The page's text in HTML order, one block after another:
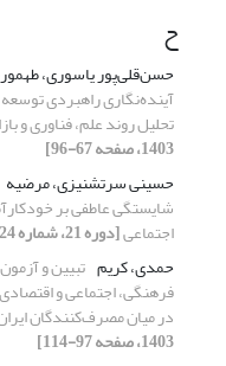
ح
حسن‌قلی‌پور یاسوری،
آینده‌نگاری راهبردی
تحلیل روند علم، فناوری و
1403، صفحه 67-96]
حسینی سرتشنیزی، مرضیه
شایستگی عاطفی بر
اجتماعی[دوره 21، شماره 24، 1403، صفحه 1-28]
حمدی، کریم تبیین و
فرهنگی، اجتماعی و
در میان مصرف‌کنندگان
1403، صفحه 97-114]